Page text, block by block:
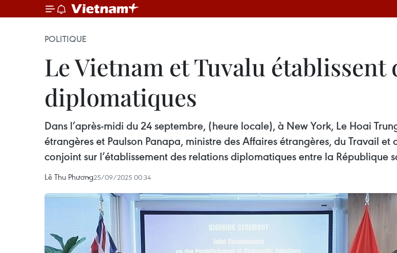
POLITIQUE
Le Vietnam et Tuvalu établissent
diplomatiques
Dans l’après-midi du 24 septembre, (heure locale), à New York, Le Hoai
étrangères et Paulson Panapa, ministre des Affaires étrangères, du Travail
conjoint sur l’établissement des relations diplomatiques entre la République
Lê Thu Phương25/09/2025 00:34